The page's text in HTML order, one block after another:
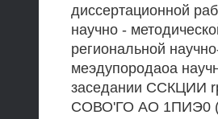
диссертационной
научно -
региональной
меэдупородаоа
заседании ССКЦИИ
СОВО'ГО АО 1ПИЭ0